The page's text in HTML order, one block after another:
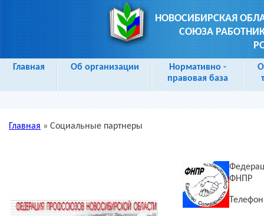
НОВОСИБИРСКАЯ
СОЮЗА
Главная Об организации
Нормативно -
правовая база
Главная » Социальные партнеры
ФНПР